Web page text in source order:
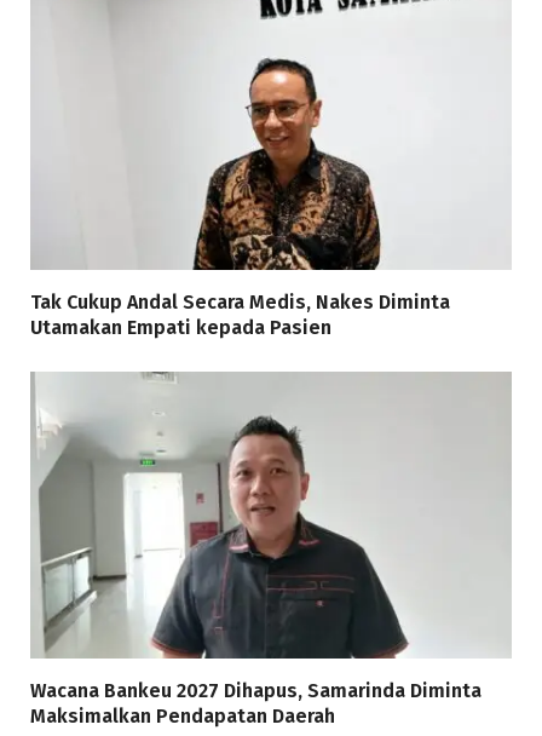
Tak Cukup Andal Secara Medis, Nakes Diminta
Utamakan Empati kepada Pasien
Wacana Bankeu 2027 Dihapus, Samarinda Diminta
Maksimalkan Pendapatan Daerah